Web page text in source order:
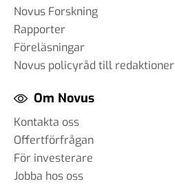
Novus Forskning
Rapporter
Föreläsningar
Novus policyråd till redaktioner
Om Novus
Kontakta oss
Offertförfrågan
För investerare
Jobba hos oss